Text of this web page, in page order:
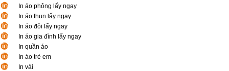
In áo phông lấy ngay
In áo thun lấy ngay
In áo đôi lấy ngay
In áo gia đình lấy ngay
In quần áo
In áo trẻ em
In vải